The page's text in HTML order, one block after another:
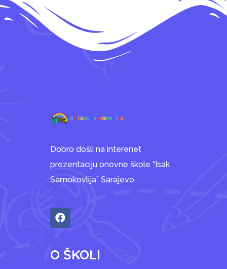
Dobro došli na interenet
prezentaciju onovne škole “Isak
Samokovlija” Sarajevo
O ŠKOLI